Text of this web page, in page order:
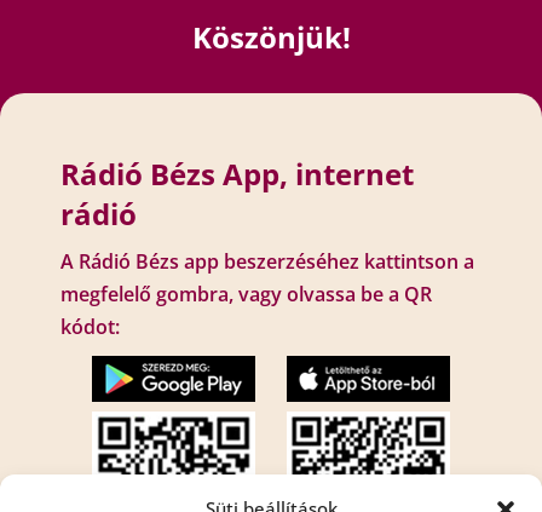
Köszönjük!
Rádió Bézs App, internet
rádió
A Rádió Bézs app beszerzéséhez kattintson a
megfelelő gombra, vagy olvassa be a QR
kódot: